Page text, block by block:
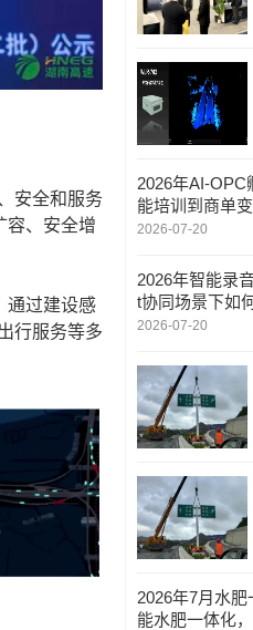
安全和服务
容、安全增
通过建设感
行服务等多
2026年AI-OPC
能培训到商单
华科未来
2026-07-20
2026年智能录
t协同场景下如
家团智能录音卡
2026-07-20
2026年7月水
能水肥一体化